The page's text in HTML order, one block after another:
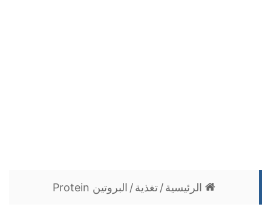
الرئيسية/تغذية/ البروتين Protein